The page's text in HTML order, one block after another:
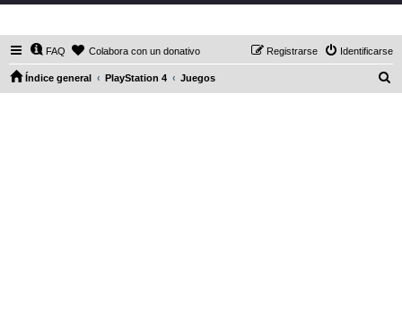
FAQ Colabora con un donativo Identificarse
Registrarse
Índice general PlayStation 4 Juegos